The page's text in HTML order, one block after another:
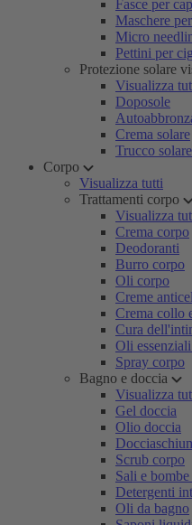
Fasce per
Maschere
Micro
Pettini per
Protezione solare
Visualizza
Doposole
Crema solare
Trucco solare
Corpo
Visualizza tutti
Trattamenti corpo
Visualizza
Crema corpo
Deodoranti
Burro corpo
Oli corpo
Creme
Crema collo
Cura
Oli
Spray corpo
Bagno e doccia
Visualizza
Gel doccia
Olio doccia
Scrub corpo
Sali e
Detergenti
Oli da bagno